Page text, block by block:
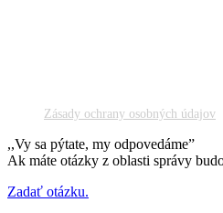
Zásady ochrany osobných údajov
,,Vy sa pýtate, my odpovedáme”
Ak máte otázky z oblasti správy
Zadať otázku.